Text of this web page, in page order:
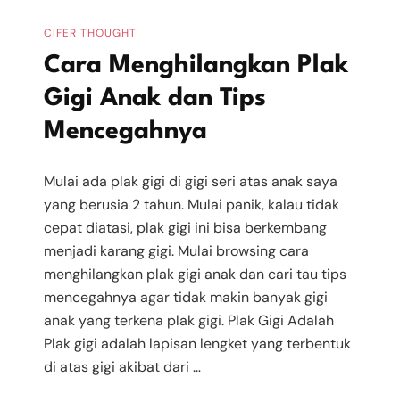
CIFER THOUGHT
Cara Menghilangkan Plak
Gigi Anak dan Tips
Mencegahnya
Mulai ada plak gigi di gigi seri atas anak saya
yang berusia 2 tahun. Mulai panik, kalau tidak
cepat diatasi, plak gigi ini bisa berkembang
menjadi karang gigi. Mulai browsing cara
menghilangkan plak gigi anak dan cari tau tips
mencegahnya agar tidak makin banyak gigi
anak yang terkena plak gigi. Plak Gigi Adalah
Plak gigi adalah lapisan lengket yang terbentuk
di atas gigi akibat dari …